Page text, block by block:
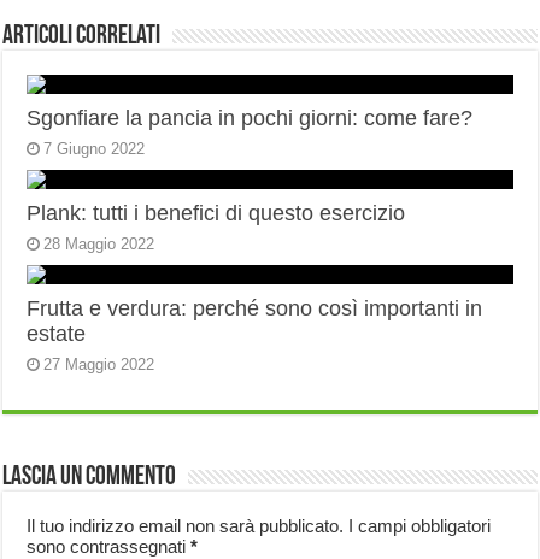
Articoli correlati
Sgonfiare la pancia in pochi giorni: come fare?
7 Giugno 2022
Plank: tutti i benefici di questo esercizio
28 Maggio 2022
Frutta e verdura: perché sono così importanti in
estate
27 Maggio 2022
Lascia un commento
Il tuo indirizzo email non sarà pubblicato. I campi obbligatori
sono contrassegnati*